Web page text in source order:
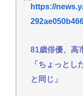
高配当をうたっ
2881億円の債務
んだほうが良い
へずまりゅう、
消耗させるとか
https://
81歳俳優、高
「ちょっとし
と同じ」